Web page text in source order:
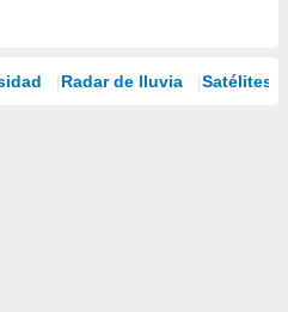
Radar de lluvia Satélites